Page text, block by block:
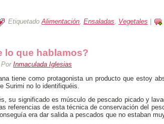
Etiquetado Alimentación, Ensaladas, Vegetales
lo que hablamos?
Por Inmaculada Iglesias
tiene como protagonista un producto que estoy
Surimi no lo identifiquéis.
su significado es músculo de pescado picado y
referencias de esta técnica de conservación del
era dar salida a pescados que no estaban